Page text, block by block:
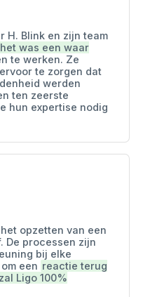
H. Blink en zijn team
was een waar
te werken. Ze
te zorgen dat
werden
ten zeerste
hun expertise nodig
opzetten van een
De processen zijn
bij elke
een ​​reactie terug
Ligo 100%